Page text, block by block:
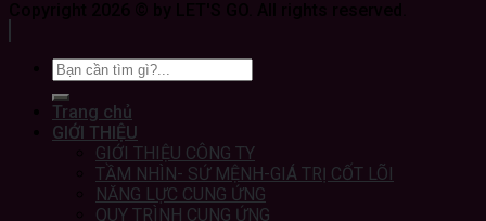
Trang chủ
GIỚI THIỆU
GIỚI THIỆU CÔNG TY
TẦM NHÌN- SỨ MỆNH-GIÁ TRỊ CỐT LÕI
NĂNG LỰC CUNG ỨNG
QUY TRÌNH CUNG ỨNG